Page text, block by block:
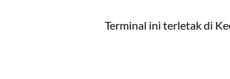
Terminal ini terletak di